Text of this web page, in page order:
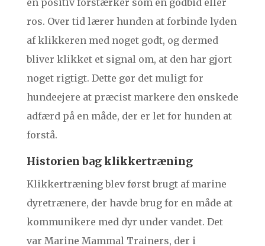
en positiv forstærker som en godbid eller
ros. Over tid lærer hunden at forbinde lyden
af klikkeren med noget godt, og dermed
bliver klikket et signal om, at den har gjort
noget rigtigt. Dette gør det muligt for
hundeejere at præcist markere den ønskede
adfærd på en måde, der er let for hunden at
forstå.
Historien bag klikkertræning
Klikkertræning blev først brugt af marine
dyretrænere, der havde brug for en måde at
kommunikere med dyr under vandet. Det
var Marine Mammal Trainers, der i